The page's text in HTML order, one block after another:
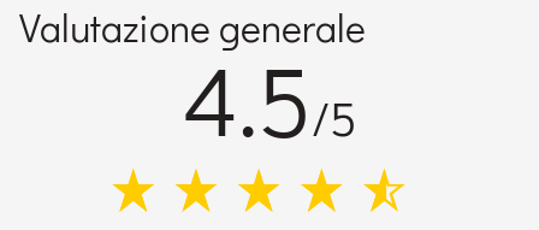
Valutazione generale
4.5/5